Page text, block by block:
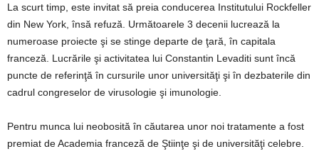
La scurt timp, este invitat să preia conducerea Institutului Rockfeller
din New York, însă refuză. Următoarele 3 decenii lucrează la
numeroase proiecte şi se stinge departe de ţară, în capitala
franceză. Lucrările şi activitatea lui Constantin Levaditi sunt încă
puncte de referinţă în cursurile unor universităţi şi în dezbaterile din
cadrul congreselor de virusologie şi imunologie.
Pentru munca lui neobosită în căutarea unor noi tratamente a fost
premiat de Academia franceză de Ştiinţe şi de universităţi celebre.